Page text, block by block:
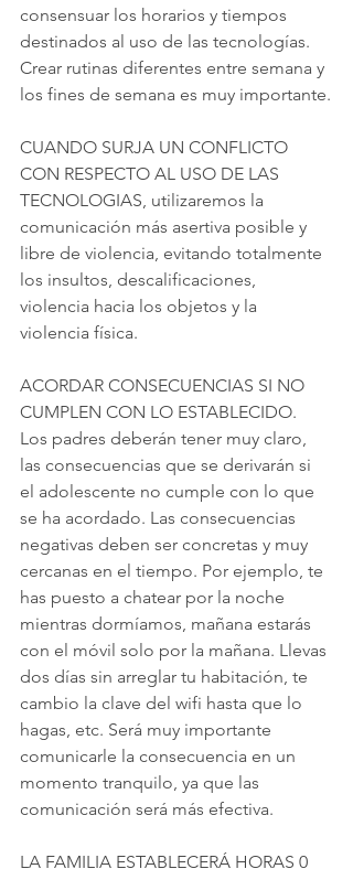
consensuar los horarios y tiempos
destinados al uso de las tecnologías.
Crear rutinas diferentes entre semana y
los fines de semana es muy importante.
CUANDO SURJA UN CONFLICTO
CON RESPECTO AL USO DE LAS
TECNOLOGIAS, utilizaremos la
comunicación más asertiva posible y
libre de violencia, evitando totalmente
los insultos, descalificaciones,
violencia hacia los objetos y la
violencia física.
ACORDAR CONSECUENCIAS SI NO
CUMPLEN CON LO ESTABLECIDO.
Los padres deberán tener muy claro,
las consecuencias que se derivarán si
el adolescente no cumple con lo que
se ha acordado. Las consecuencias
negativas deben ser concretas y muy
cercanas en el tiempo. Por ejemplo, te
has puesto a chatear por la noche
mientras dormíamos, mañana estarás
con el móvil solo por la mañana. Llevas
dos días sin arreglar tu habitación, te
cambio la clave del wifi hasta que lo
hagas, etc. Será muy importante
comunicarle la consecuencia en un
momento tranquilo, ya que las
comunicación será más efectiva.
LA FAMILIA ESTABLECERÁ HORAS 0